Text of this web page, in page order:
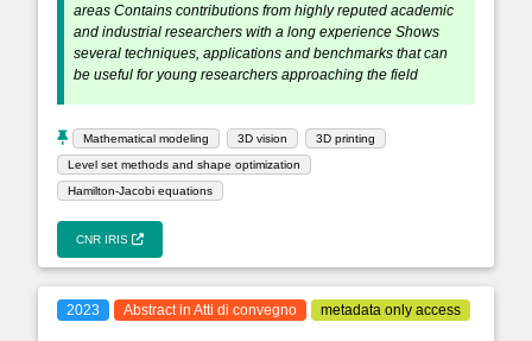
areas Contains contributions from highly reputed academic
and industrial researchers with a long experience Shows
several techniques, applications and benchmarks that can
be useful for young researchers approaching the field
Mathematical modeling 3D vision
3D printing
Level set methods and shape optimization
Hamilton-Jacobi equations
CNR IRIS
2023 Abstract in Atti di convegno metadata only access